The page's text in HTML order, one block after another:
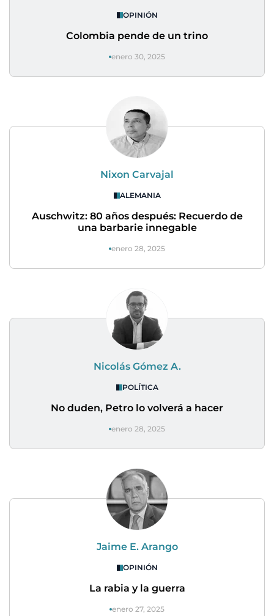
OPINIÓN
Colombia pende de un trino
enero 30, 2025
Nixon Carvajal
ALEMANIA
Auschwitz: 80 años después: Recuerdo de
una barbarie innegable
enero 28, 2025
Nicolás Gómez A.
POLÍTICA
No duden, Petro lo volverá a hacer
enero 28, 2025
Jaime E. Arango
OPINIÓN
La rabia y la guerra
enero 27, 2025